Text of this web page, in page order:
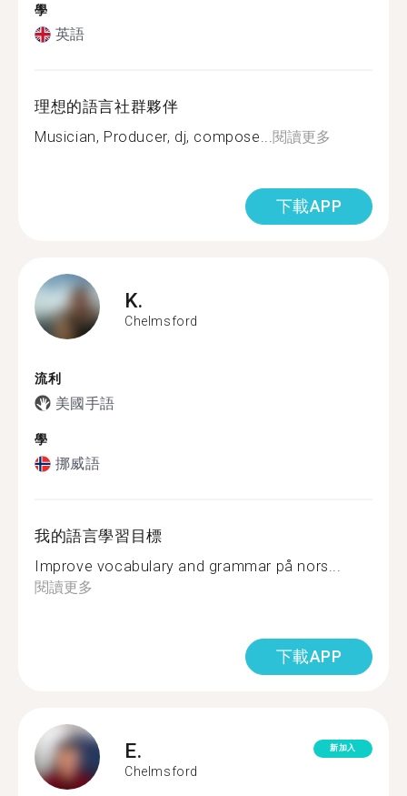
學
英語
理想的語言社群夥伴
Musician, Producer, dj, compose...閱讀更多
下載APP
K.
Chelmsford
流利
美國手語
學
挪威語
我的語言學習目標
Improve vocabulary and grammar på nors...
閱讀更多
下載APP
E.
Chelmsford
新加入